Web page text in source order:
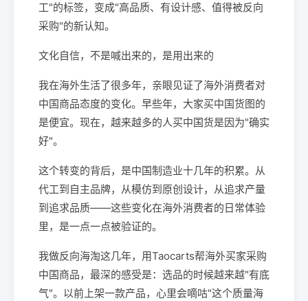
工"的标签，变成"高品质、有设计感、值得被反向
采购"的新认知。
文化自信，不是喊出来的，是用出来的
我在海外生活了很多年，亲眼见证了海外消费者对
中国商品态度的变化。早些年，大家买中国货图的
是便宜。现在，越来越多的人买中国货是因为"确实
好"。
这个转变的背后，是中国制造业十几年的积累。从
代工到自主品牌，从模仿到原创设计，从追求产量
到追求品质——这些变化在海外消费者的日常体验
里，是一点一点被验证的。
我做反向海淘这几年，用Taocarts帮海外买家采购
中国商品，最深的感受是：选品的时候越来越"有底
气"。以前上架一款产品，心里会嘀咕"这个质量海